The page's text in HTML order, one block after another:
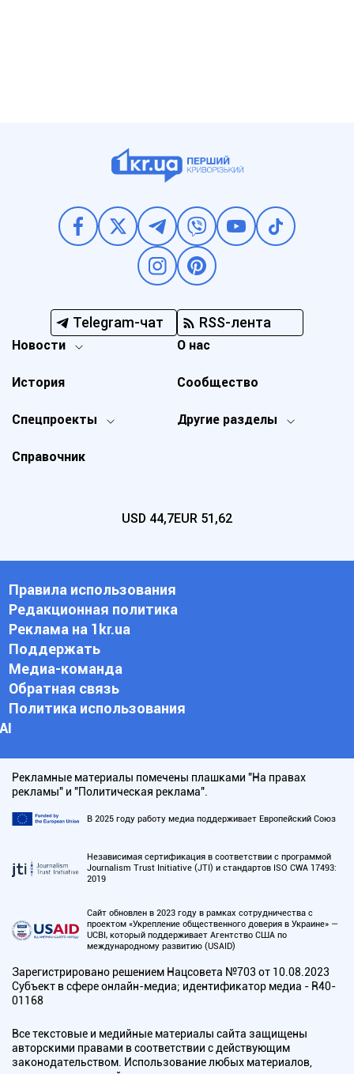
Telegram-чат RSS-лента
Новости
Спецпроекты Другие разделы
История
О нас
Справочник
Сообщество
USD 44,7EUR 51,62
Правила использования
Редакционная политика
Реклама на 1kr.ua
Поддержать
Медиа-команда
Обратная связь
Политика использования
АI
Рекламные материалы помечены плашками "На правах
рекламы" и "Политическая реклама".
В 2025 году работу медиа поддерживает Европейский Союз
Независимая сертификация в соответствии с программой
Journalism Trust Initiative (JTI) и стандартов ISO CWA 17493:
2019
Сайт обновлен в 2023 году в рамках сотрудничества с
проектом «Укрепление общественного доверия в Украине» —
UCBI, который поддерживает Агентство США по
международному развитию (USAID)
Зарегистрировано решением Нацсовета №703 от 10.08.2023
Субъект в сфере онлайн-медиа; идентификатор медиа - R40-
01168
Все текстовые и медийные материалы сайта защищены
авторскими правами в соответствии с действующим
законодательством. Использование любых материалов,